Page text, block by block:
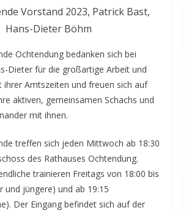
Vorstand 2023, Patrick Bast,
Hans-Dieter Böhm
Ochtendung bedanken sich bei
Dieter für die großartige Arbeit und
ihrer Amtszeiten und freuen sich auf
aktiven, gemeinsamen Schachs und
mit ihnen.
treffen sich jeden Mittwoch ab 18:30
des Rathauses Ochtendung.
trainieren Freitags von 18:00 bis
und jüngere) und ab 19:15
Der Eingang befindet sich auf der